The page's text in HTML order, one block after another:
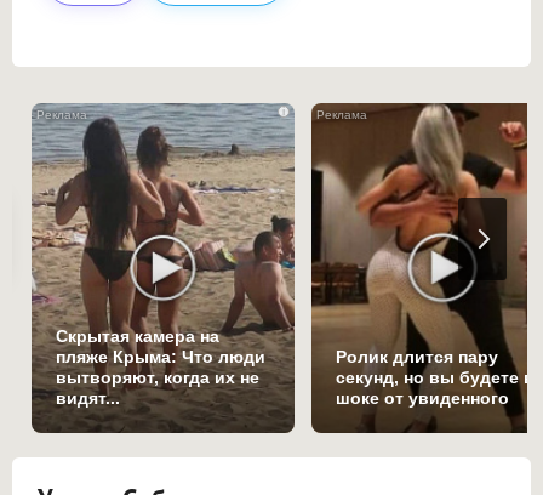
i
Скрытая камера на
пляже Крыма: Что люди
вытворяют, когда их не
видят...
Ролик длится пару
секунд, но вы будете в
шоке от увиденного